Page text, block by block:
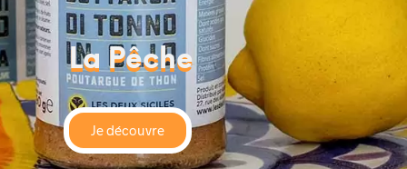
La Pêche
Je découvre